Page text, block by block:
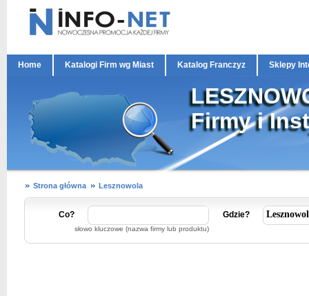
Home Katalogi Firm wg Miast Katalog Franczyz Sklepy
Firmy i
Strona główna Lesznowola
Co?
słowo kluczowe (nazwa firmy lub produktu)
Gdzie?